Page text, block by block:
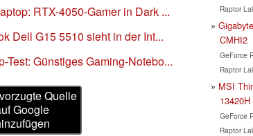
RTX-4050-Gamer in Dark ...
Dell G15 5510 sieht in der Int...
Test: Günstiges Gaming-Notebo...
Quelle
Google
Raptor
CMHI2
GeForce
Raptor
MSI
13420H
GeForce
Raptor